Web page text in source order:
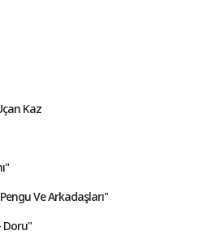
Kaz
Ve Arkadaşları"
Doru"